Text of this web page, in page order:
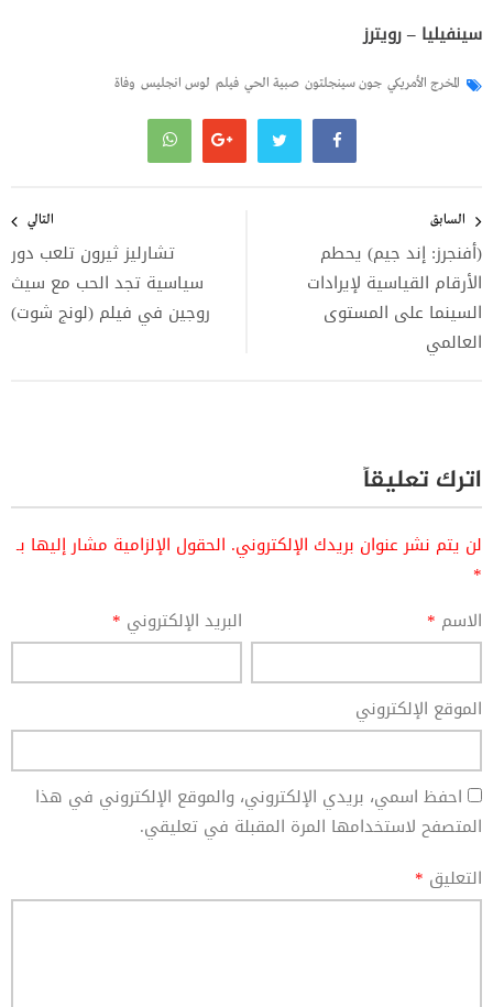
سينفيليا – رويترز
المخرج الأمريكي جون سينجلتون صبية الحي فيلم لوس انجليس وفاة
المقالات
السابق
(أفنجرز: إند جيم) يحطم
الأرقام القياسية لإيرادات
السينما على المستوى
العالمي
التالي
تشارليز ثيرون تلعب دور
سياسية تجد الحب مع سيث
روجين في فيلم (لونج شوت)
اترك تعليقاً
لن يتم نشر عنوان بريدك الإلكتروني. الحقول الإلزامية مشار إليها بـ
*
الاسم * البريد الإلكتروني *
الموقع الإلكتروني
احفظ اسمي، بريدي الإلكتروني، والموقع الإلكتروني في هذا
المتصفح لاستخدامها المرة المقبلة في تعليقي.
التعليق *